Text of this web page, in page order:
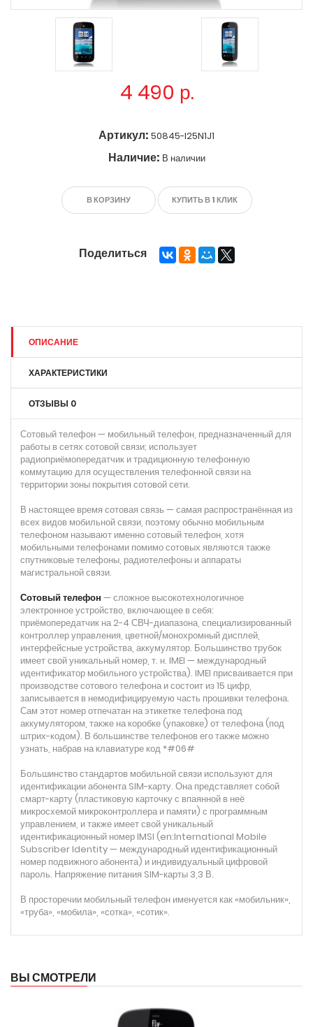
4 490 р.
Артикул: 50845-I25N1J1
Наличие: В наличии
В КОРЗИНУ КУПИТЬ В 1 КЛИК
Поделиться
ОПИСАНИЕ
ХАРАКТЕРИСТИКИ
ОТЗЫВЫ 0
Сотовый телефон — мобильный телефон, предназначенный для
работы в сетях сотовой связи; использует
радиоприёмопередатчик и традиционную телефонную
коммутацию для осуществления телефонной связи на
территории зоны покрытия сотовой сети.
В настоящее время сотовая связь — самая распространённая из
всех видов мобильной связи, поэтому обычно мобильным
телефоном называют именно сотовый телефон, хотя
мобильными телефонами помимо сотовых являются также
спутниковые телефоны, радиотелефоны и аппараты
магистральной связи.
Сотовый телефон — сложное высокотехнологичное
электронное устройство, включающее в себя:
приёмопередатчик на 2-4 СВЧ-диапазона, специализированный
контроллер управления, цветной/монохромный дисплей,
интерфейсные устройства, аккумулятор. Большинство трубок
имеет свой уникальный номер, т. н. IMEI — международный
идентификатор мобильного устройства). IMEI присваивается при
производстве сотового телефона и состоит из 15 цифр,
записывается в немодифицируемую часть прошивки телефона.
Сам этот номер отпечатан на этикетке телефона под
аккумулятором, также на коробке (упаковке) от телефона (под
штрих-кодом). В большинстве телефонов его также можно
узнать, набрав на клавиатуре код *#06#
Большинство стандартов мобильной связи используют для
идентификации абонента SIM-карту. Она представляет собой
смарт-карту (пластиковую карточку с впаянной в неё
микросхемой микроконтроллера и памяти) с программным
управлением, и также имеет свой уникальный
идентификационный номер IMSI (en:International Mobile
Subscriber Identity — международный идентификационный
номер подвижного абонента) и индивидуальный цифровой
пароль. Напряжение питания SIM-карты 3,3 В.
В просторечии мобильный телефон именуется как «мобильник»,
«труба», «мобила», «сотка», «сотик».
ВЫ СМОТРЕЛИ